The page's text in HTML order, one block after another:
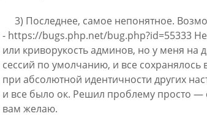
3) Последнее, самое непонятное.
- https://bugs.php.net/bug.php?id=55333
или криворукость админов, но у меня на
сессий по умолчанию, и все сохранялось
при абсолютной идентичности других
и все было ок. Решил проблему просто —
вам желаю.